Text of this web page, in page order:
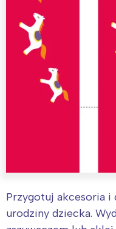
Przygotuj akcesoria i
urodziny dziecka.